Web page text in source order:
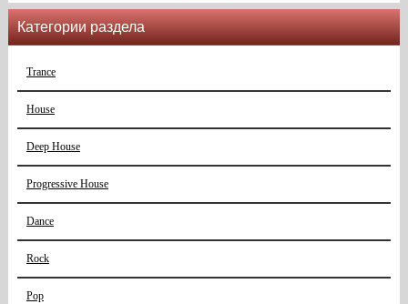
Категории раздела
Trance
House
Deep House
Progressive House
Dance
Rock
Pop